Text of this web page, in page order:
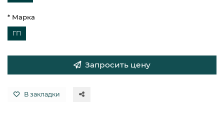
* Марка
ГП
Запросить цену
В закладки